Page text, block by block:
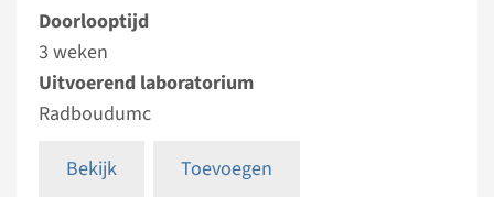
Doorlooptijd
3 weken
Uitvoerend laboratorium
Radboudumc
Bekijk
Toevoegen